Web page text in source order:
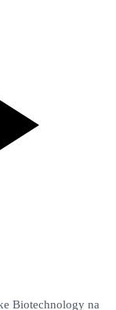
Biotechnology na